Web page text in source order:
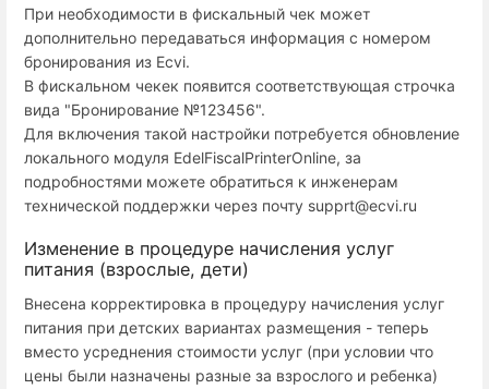
При необходимости в фискальный чек может
дополнительно передаваться информация с номером
бронирования из Ecvi.
В фискальном чекек появится соответствующая строчка
вида "Бронирование №123456".
Для включения такой настройки потребуется обновление
локального модуля EdelFiscalPrinterOnline, за
подробностями можете обратиться к инженерам
технической поддержки через почту supprt@ecvi.ru
Изменение в процедуре начисления услуг
питания (взрослые, дети)
Внесена корректировка в процедуру начисления услуг
питания при детских вариантах размещения - теперь
вместо усреднения стоимости услуг (при условии что
цены были назначены разные за взрослого и ребенка)